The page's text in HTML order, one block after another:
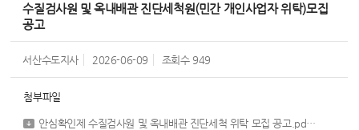
수질검사원 및 옥내배관 진단세척원(민간 개인사업자 위탁)모집
공고
서산수도지사 2026-06-09 조회수 949
첨부파일
안심확인제 수질검사원 및 옥내배관 진단세척 위탁 모집 공고.pdf [